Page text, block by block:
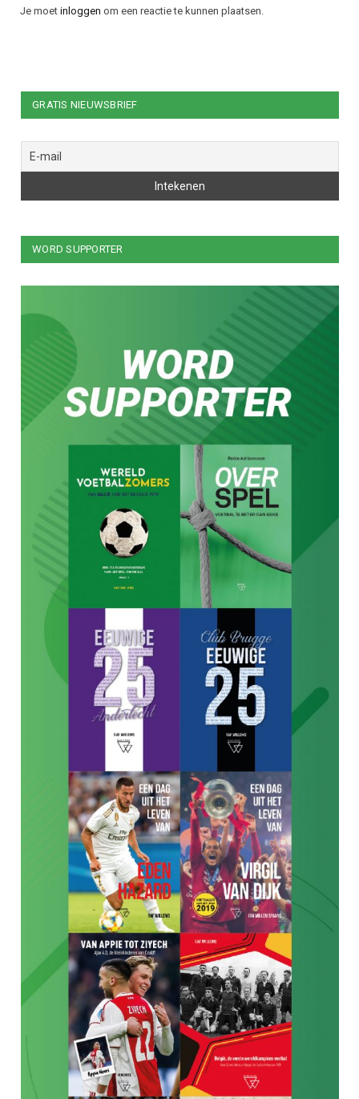
Je moet inloggen om een reactie te kunnen plaatsen.
GRATIS NIEUWSBRIEF
WORD SUPPORTER